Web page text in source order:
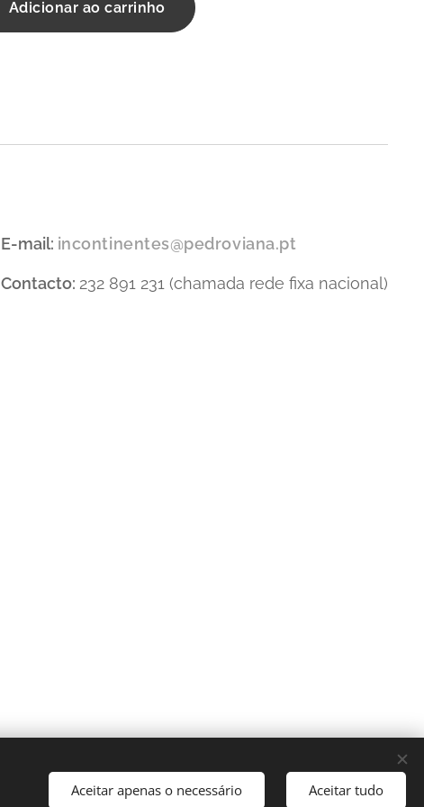
Adicionar ao carrinho
E-mail: incontinentes@pedroviana.pt
Contacto: 232 891 231 (chamada rede fixa nacional)
Aceitar apenas o necessário Aceitar tudo